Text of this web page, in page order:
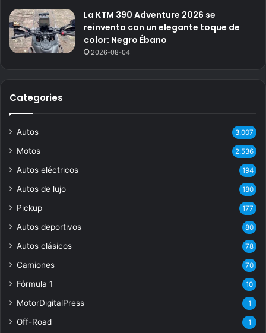
La KTM 390 Adventure 2026 se
reinventa con un elegante toque de
color: Negro Ébano
2026-08-04
Categories
Autos 3.007
Motos 2.536
Autos eléctricos 194
Autos de lujo 180
Pickup 177
Autos deportivos 80
Autos clásicos 78
Camiones 70
Fórmula 1 10
MotorDigitalPress 1
Off-Road 1